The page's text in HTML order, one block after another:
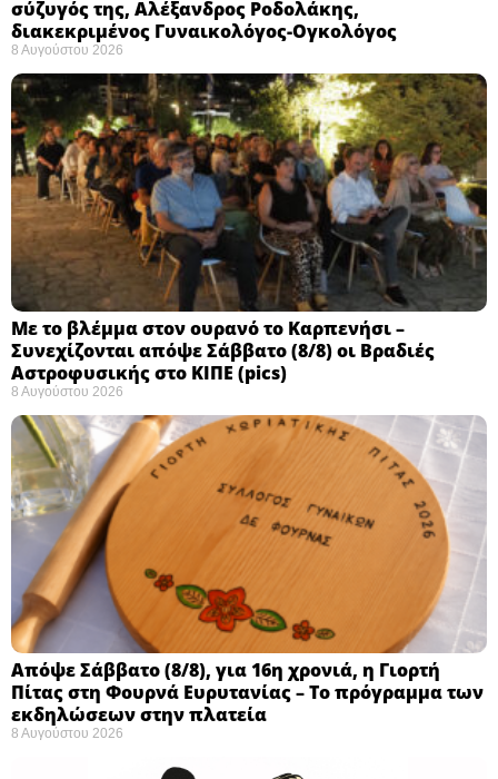
σύζυγός της, Αλέξανδρος Ροδολάκης,
διακεκριμένος Γυναικολόγος-Ογκολόγος
8 Αυγούστου 2026
Με το βλέμμα στον ουρανό το Καρπενήσι –
Συνεχίζονται απόψε Σάββατο (8/8) οι Βραδιές
Αστροφυσικής στο ΚΙΠΕ (pics)
8 Αυγούστου 2026
Απόψε Σάββατο (8/8), για 16η χρονιά, η Γιορτή
Πίτας στη Φουρνά Ευρυτανίας – Το πρόγραμμα των
εκδηλώσεων στην πλατεία
8 Αυγούστου 2026